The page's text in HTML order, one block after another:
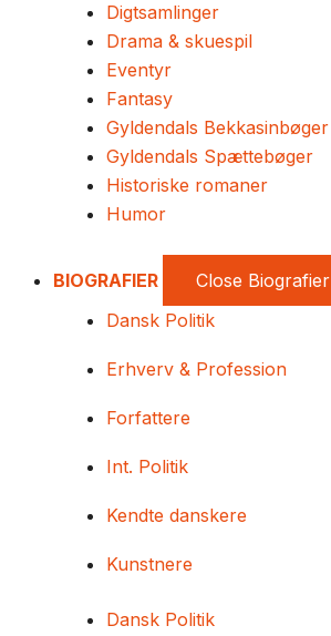
Digtsamlinger
Drama & skuespil
Eventyr
Fantasy
Gyldendals Bekkasinbøger
Gyldendals Spættebøger
Historiske romaner
Humor
BIOGRAFIER Close Biografier
Dansk Politik
Erhverv & Profession
Forfattere
Int. Politik
Kendte danskere
Kunstnere
Dansk Politik